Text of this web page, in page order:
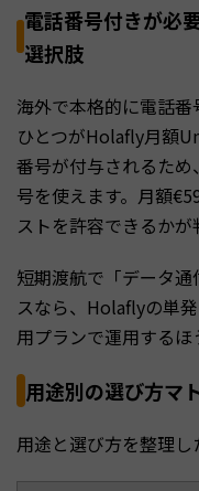
電話番号付きが
選択肢
海外で本格的に電話
ひとつがHolafly月額
番号が付与されるた
号を使えます。月額
ストを許容できるかが
短期渡航で「データ
スなら、Holaflyの単
用プランで運用するほ
用途別の選び方マ
用途と選び方を整理し